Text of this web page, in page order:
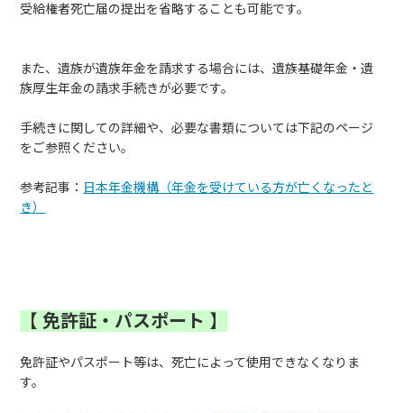
受給権者死亡届の提出を省略することも可能です。
また、遺族が遺族年金を請求する場合には、遺族基礎年金・遺
族厚生年金の請求手続きが必要です。
手続きに関しての詳細や、必要な書類については下記のページ
をご参照ください。
参考記事： 日本年金機構（年金を受けている方が亡くなったと
き）
【 免許証・パスポート 】
免許証やパスポート等は、死亡によって使用できなくなりま
す。